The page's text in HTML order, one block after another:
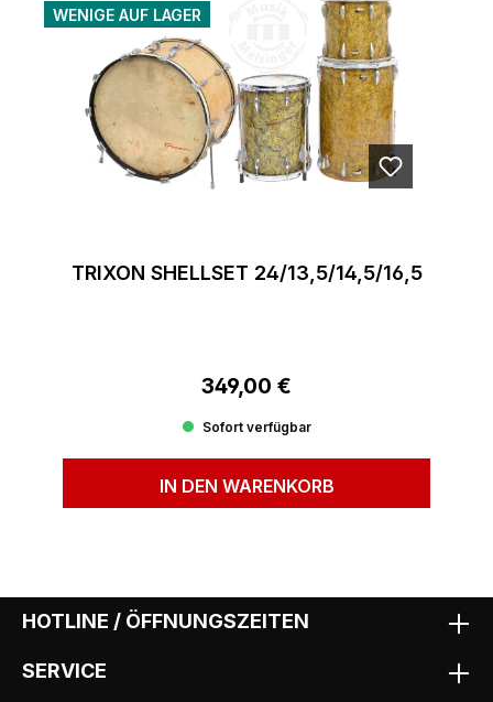
WENIGE AUF LAGER
TRIXON SHELLSET 24/13,5/14,5/16,5
Regulärer Preis:
349,00 €
Sofort verfügbar
IN DEN WARENKORB
HOTLINE / ÖFFNUNGSZEITEN
SERVICE